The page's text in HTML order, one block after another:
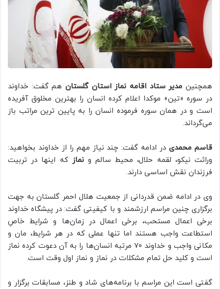
همچنین مدیر ستاد اقامه نماز استان گلستان هم گفت: خداوند
در سوره «تین» موکدا اعلام کرده انسان را بهترین مخلوق آفریده
است و در همان سوره فرموده انسان را به پایین ترین مراتب باز
می‌گرداند.
قاسم محمدیدر ادامه گفت: چند نیاز مهم را از خداوند بخواهید:
وراثت نیکو، لقمه حلال، محیط سالم ونماز که اینها در تربیت
فرزندان نقش اساسی دارند.
وی در ادامه ضمن قدردانی از جمعیت هلال احمر گلستان به جهت
برگزاری چنین مراسم ارزشمند و با کیفیتی گفت: در پیشگاه خداوند
برخی اعمال مستحب، برخی اعمال در زمان‌ها و شرایط خاصِ
استطاعت واجب هستند اما تنها عملی که در هر‌ شرایط، مان و
مکانی واجب و خداوند ۷۰ مرتبه انسان‌ها را به آن دعوت کرده نماز
است و کلید حل تمام مشکلات در نماز و نماز اول وقت است.
گفتی است این مراسم با برنامه‌های شاد و طنز، مسابقات برگزار و